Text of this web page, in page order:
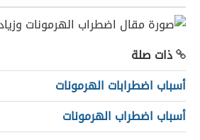
ذات صلة
أسباب اضطرابات الهرمونات
أسباب اضطراب الهرمونات